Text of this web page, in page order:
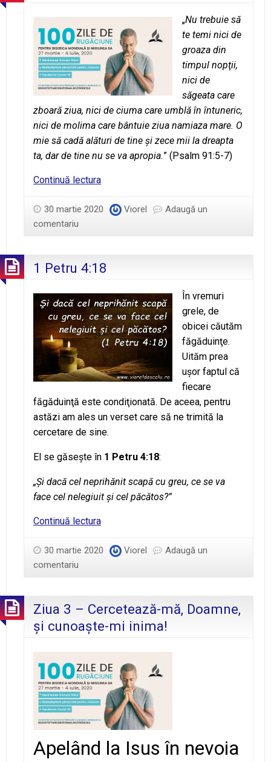
„Nu trebuie să
te temi nici de
groaza din
timpul nopţii,
nici de
săgeata care
zboară ziua, nici de ciuma care umblă în întuneric,
nici de molima care bântuie ziua namiaza mare. O
mie să cadă alături de tine şi zece mii la dreapta
ta, dar de tine nu se va apropia.” (Psalm 91:5-7)
Continuă lecturaZiua
–
30 martie 2020 Viorel
Adaugă un
comentariu
1 Petru 4:18
În vremuri
grele, de
obicei căutăm
făgăduinţe.
Uităm prea
uşor faptul că
fiecare
făgăduinţă este condiţionată. De aceea, pentru
astăzi am ales un verset care să ne trimită la
cercetare de sine.
El se găseşte în 1 Petru 4:18:
„Şi dacă cel neprihănit scapă cu greu, ce se va
face cel nelegiuit şi cel păcătos?”
Continuă lectura1
4:18
30 martie 2020 Viorel
Adaugă un
comentariu
Ziua 3 – Cercetează-mă, Doamne,
și cunoaște-mi inima!
Apelând la Isus în nevoia